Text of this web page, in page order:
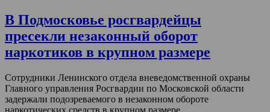
В Подмосковье росгвардейцы
пресекли незаконный оборот
наркотиков в крупном размере
Сотрудники Ленинского отдела вневедомственной охраны
Главного управления Росгвардии по Московской области
задержали подозреваемого в незаконном обороте
наркотических средств в крупном размере.